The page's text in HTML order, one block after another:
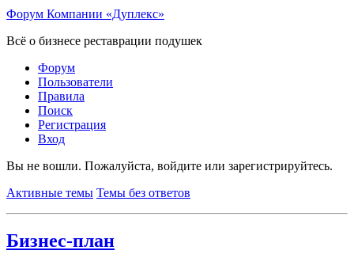
Форум Компании «Дуплекс»
Всё о бизнесе реставрации подушек
Форум
Пользователи
Правила
Поиск
Регистрация
Вход
Вы не вошли. Пожалуйста, войдите или зарегистрируйтесь.
Активные темы Темы без ответов
Бизнес-план